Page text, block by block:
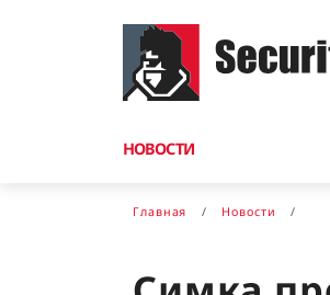
НОВОСТИ
Главная Новости